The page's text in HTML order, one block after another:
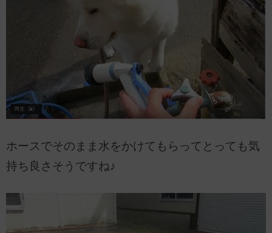
ホースでそのまま水をかけてもらってとっても気
持ち良さそうですね♪